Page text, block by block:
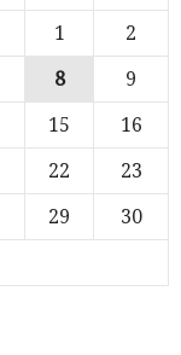
1
2
8
9
15
16
22
23
29
30